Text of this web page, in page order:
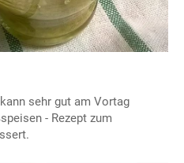
sehr gut am Vortag
- Rezept zum